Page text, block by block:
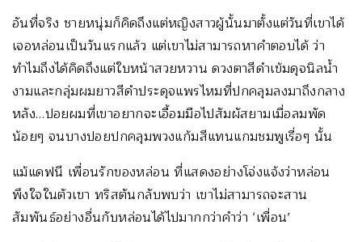
อันที่จริง ชายหนุ่มก็คิดถึงแต่หญิงสาวผู้นั้นมาตั้งแต่วันที่เขาได้
เจอหล่อนเป็นวันแรกแล้ว แต่เขาไม่สามารถหาคำตอบได้ ว่า
ทำไมถึงได้คิดถึงแต่ใบหน้าสวยหวาน ดวงตาสีดำเข้มดุจนิลน้ำ
งามและกลุ่มผมยาวสีดำประดุจแพรไหมที่ปกคลุมลงมาถึงกลาง
หลัง…ปอยผมที่เขาอยากจะเอื้อมมือไปสัมผัสยามเมื่อลมพัด
น้อยๆ จนบางปอยปกคลุมพวงแก้มสีแทนแกมชมพูเรื่อๆ นั้น
แม้แดฟนี เพื่อนรักของหล่อน ที่แสดงอย่างโจ่งแจ้งว่าหล่อน
พึงใจในตัวเขา ทริสตันกลับพบว่า เขาไม่สามารถจะสาน
สัมพันธ์อย่างอื่นกับหล่อนได้ไปมากกว่าคำว่า ‘เพื่อน’